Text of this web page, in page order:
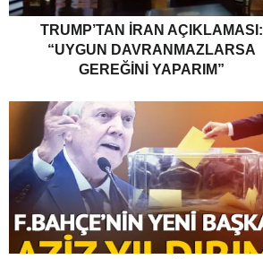
TRUMP’TAN İRAN AÇIKLAMASI:
“UYGUN DAVRANMAZLARSA
GEREĞINI YAPARIM”